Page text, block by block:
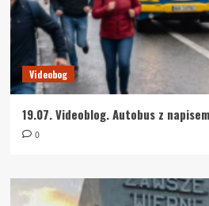
Videobog
19.07. Videoblog. Autobus z
0